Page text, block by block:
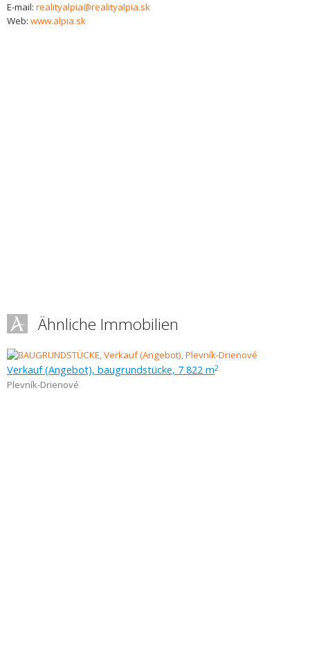
E-mail: realityalpia@realityalpia.sk
Web: www.alpia.sk
Ähnliche Immobilien
Verkauf (Angebot), baugrundstücke, 7 822 m2
Plevník-Drienové